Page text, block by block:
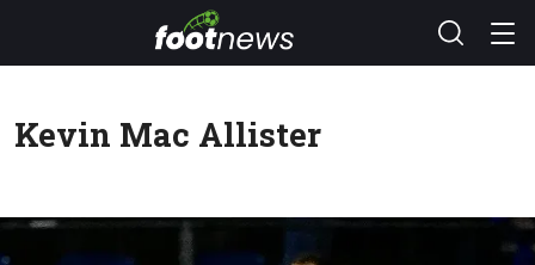
Kevin Mac Allister